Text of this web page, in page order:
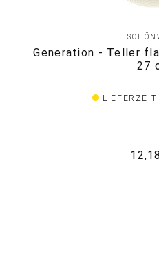
Generation - Teller
27